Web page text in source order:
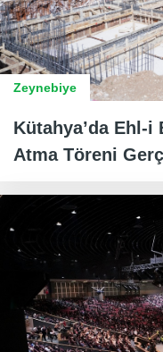
Zeynebiye
Kütahya’da Ehl-i
Atma Töreni